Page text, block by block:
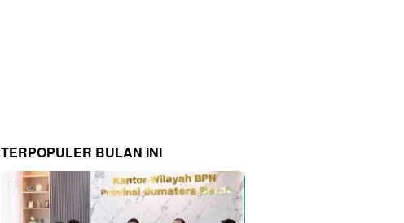
TERPOPULER BULAN INI